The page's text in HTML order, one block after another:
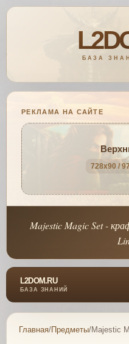
РЕКЛАМА НА САЙТЕ
728x90 /
Majestic Magic Set -
L2DOM.RU
БАЗА ЗНАНИЙ
Главная/Предметы/Majestic